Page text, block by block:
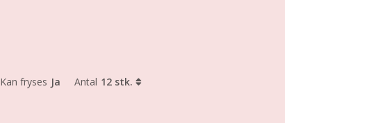
Kan fryses Ja Antal 12 stk.